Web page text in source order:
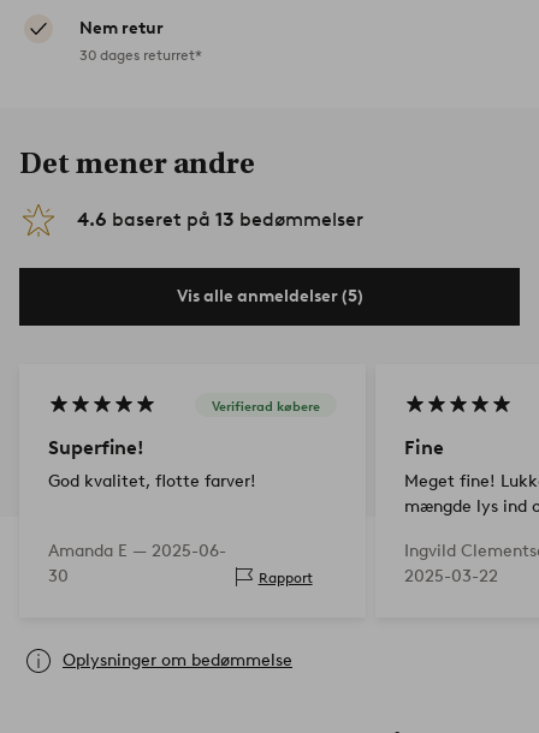
Nem retur
30 dages returret*
Det mener andre
4.6 baseret på 13 bedømmelser
Vis alle anmeldelser (5)
Verifierad købere
Superfine!
God kvalitet, flotte farver!
Amanda E — 2025-06-
30
Rapport
Fine
Meget fine!
mængde lys ind
for at
natten.
Ingvild
2025-03-22
Oplysninger om bedømmelse